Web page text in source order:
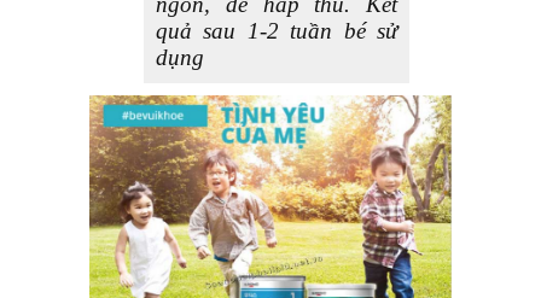
quả sau 1-2 tuần bé sử
dụng